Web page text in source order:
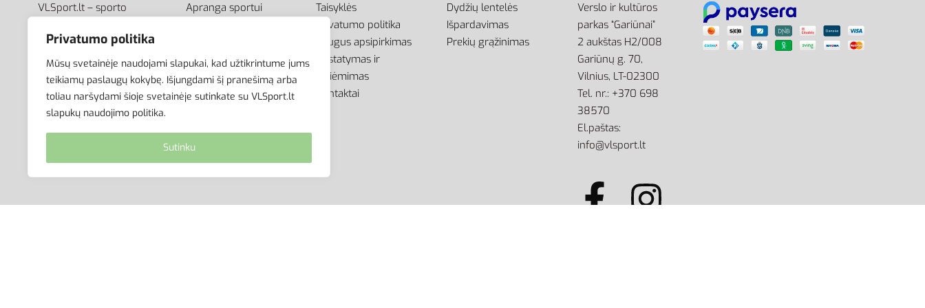
Privatumo politika
Mūsų svetainėje naudojami slapukai, kad užtikrintume jums
teikiamų paslaugų kokybę. Išjungdami šį pranešimą arba
toliau naršydami šioje svetainėje sutinkate su VLSport.lt
slapukų naudojimo politika.
Sutinku
VLSport.lt – sporto
el.parduotuvė aktyviam
gyvenimo būdui. Čia rasite
aprangą visai šeimai –
vyrams, moterims bei
vaikams.
Apranga sportui
Aksesuarai
Krepšiai
Taisyklės
Privatumo politika
Saugus apsipirkimas
Pristatymas ir
atsiėmimas
Kontaktai
Dydžių lentelės
Išpardavimas
Prekių grąžinimas
Verslo ir kultūros
parkas “Gariūnai”
2 aukštas H2/008
Gariūnų g. 70,
Vilnius, LT-02300
Tel. nr.: +370 698
38570
El.paštas:
info@vlsport.lt